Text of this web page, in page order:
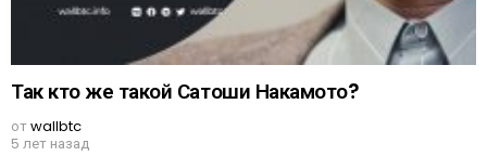
Так кто же такой Сатоши Накамото?
отwallbtc
5 лет назад